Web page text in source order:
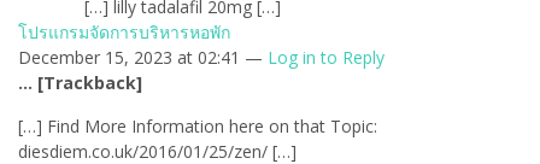
[…] lilly tadalafil 20mg […]
โปรแกรมจัดการบริหารหอพัก
December 15, 2023 at 02:41 — Log in to Reply
… [Trackback]
[…] Find More Information here on that Topic:
diesdiem.co.uk/2016/01/25/zen/ […]